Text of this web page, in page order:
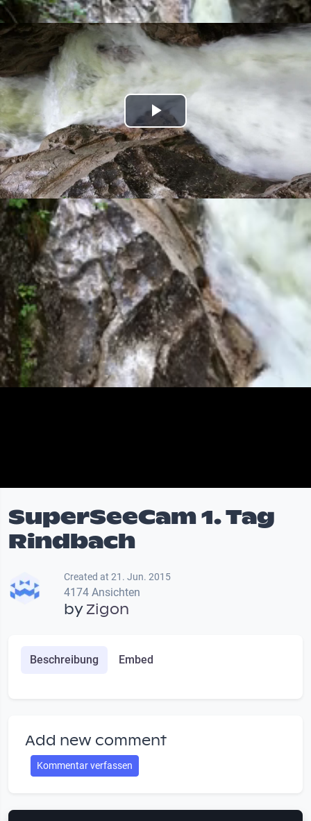
Play
Video
SuperSeeCam 1. Tag
Rindbach
Created at 21. Jun. 2015
4174 Ansichten
byZigon
Beschreibung Embed
Add new comment
Kommentar verfassen